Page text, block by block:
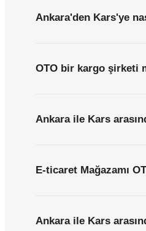
Ankara'den Kars'ye
OTO bir kargo şirketi
Ankara ile Kars
E-ticaret Mağazamı
Ankara ile Kars